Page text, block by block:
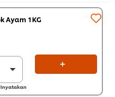
Ayam 1KG
1 kg)